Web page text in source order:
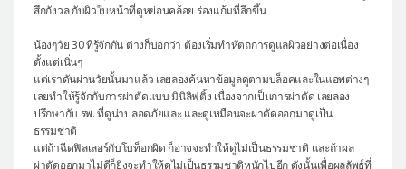
สึกกังวล กับผิวใบหน้าที่ดูหย่อนคล้อย ร่องแก้มที่ลึกขึ้น
น้องๆวัย 30 ที่รู้จักกัน ต่างก็บอกว่า ต้องเริ่มทำหัตถการดูแลผิวอย่างต่อเนื่อง
ตั้งแต่เนิ่นๆ
แต่เราดันผ่านวัยนั้นมาแล้ว เลยลองค้นหาข้อมูลดูตามบล็อคและในแอพต่างๆ
เลยทำให้รู้จักกับการผ่าตัดแบบ มินิลิฟติ้ง เนื่องจากเป็นการผ่าตัด เลยลอง
ปรึกษากับ รพ. ที่ดูน่าปลอดภัยและ และดูเหมือนจะผ่าตัดออกมาดูเป็น
ธรรมชาติ
แต่ถ้าฉีดฟิลเลอร์กับโบท็อกผิด ก็อาจจะทำให้ดูไม่เป็นธรรมชาติ และถ้าผล
ผ่าตัดออกมาไม่ดีก็ยิ่งจะทำให้ดูไม่เป็นธรรมชาติหนักไปอีก ดังนั้นเพื่อผลลัพธ์ที่